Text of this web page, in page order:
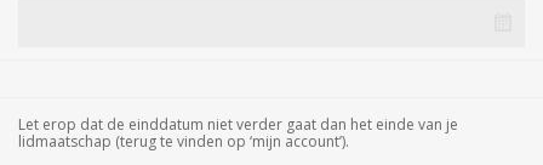
Let erop dat de einddatum niet verder gaat dan het einde van je
lidmaatschap (terug te vinden op ‘mijn account’).